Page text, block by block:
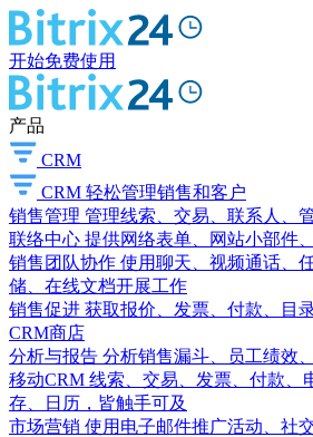
开始免费使用
产品
CRM
CRM 轻松管理销售和客户
销售管理 管理线索、交易、联系人、
联络中心 提供网络表单、网站小部件
销售团队协作 使用聊天、视频通话、
储、在线文档开展工作
销售促进 获取报价、发票、付款、目
CRM商店
分析与报告 分析销售漏斗、员工绩效
移动CRM 线索、交易、发票、付款、
存、日历，皆触手可及
市场营销 使用电子邮件推广活动、社